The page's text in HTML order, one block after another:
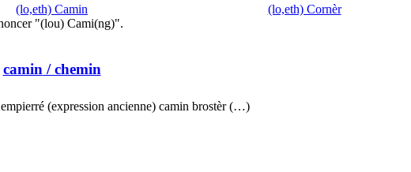
(lo,eth) Camin
"(lou) Cami(ng)".
camin / chemin
(expression ancienne) camin brostèr (…)
(lo,eth) Cornèr